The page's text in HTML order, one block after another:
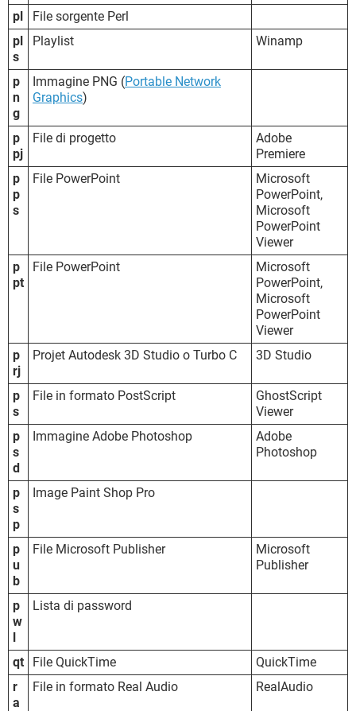
pl
File sorgente Perl
pl
s
Playlist Winamp
p
n
g
Immagine PNG (Portable Network
Graphics)
p
pj
File di progetto
Adobe
Premiere
p
p
s
File PowerPoint
Microsoft
PowerPoint,
Microsoft
PowerPoint
Viewer
p
pt
File PowerPoint
Microsoft
PowerPoint,
Microsoft
PowerPoint
Viewer
p
rj
Projet Autodesk 3D Studio o Turbo C 3D Studio
p
s
File in formato PostScript
GhostScript
Viewer
p
s
d
Immagine Adobe Photoshop
Adobe
Photoshop
p
s
p
Image Paint Shop Pro
p
u
b
File Microsoft Publisher
Microsoft
Publisher
p
w
l
Lista di password
qt File QuickTime
QuickTime
r
a
File in formato Real Audio RealAudio